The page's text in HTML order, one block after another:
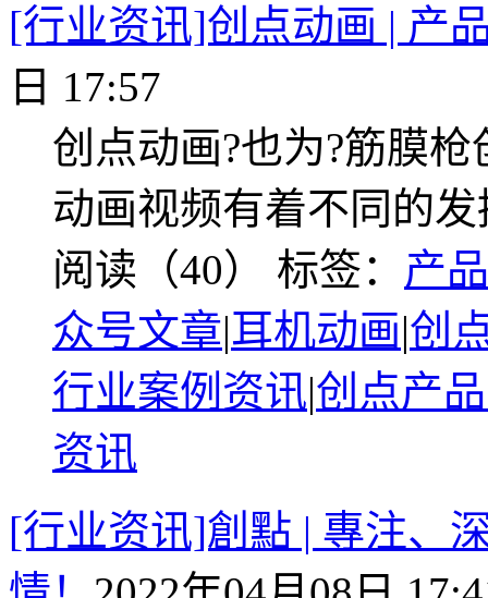
[行业资讯]创点动画 | 产
日 17:57
创点动画?也为?筋膜
动画视频有着不同的发
阅读（40） 标签： 产
众号文章|耳机动画|创
行业案例资讯|创点产
资讯
[行业资讯]創點 | 專注、